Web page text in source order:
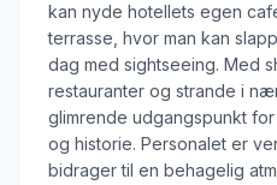
kan nyde hotellets egen
terrasse, hvor man kan
dag med sightseeing. Med
restauranter og strande i
glimrende udgangspunkt
og historie. Personalet er
bidrager til en behagelig